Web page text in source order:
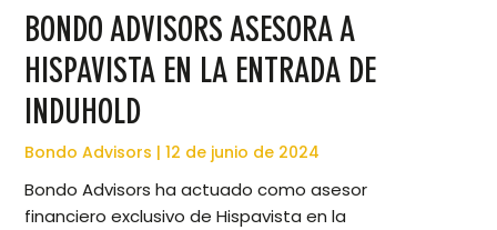
BONDO ADVISORS ASESORA A
HISPAVISTA EN LA ENTRADA DE
INDUHOLD
Bondo Advisors 12 de junio de 2024
Bondo Advisors ha actuado como asesor
financiero exclusivo de Hispavista en la